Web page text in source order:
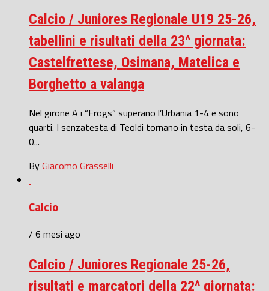
Calcio / Juniores Regionale U19 25-26,
tabellini e risultati della 23^ giornata:
Castelfrettese, Osimana, Matelica e
Borghetto a valanga
Nel girone A i “Frogs” superano l’Urbania 1-4 e sono
quarti. I senzatesta di Teoldi tornano in testa da soli, 6-
0...
ByGiacomo Grasselli
Calcio
/ 6 mesi ago
Calcio / Juniores Regionale 25-26,
risultati e marcatori della 22^ giornata: